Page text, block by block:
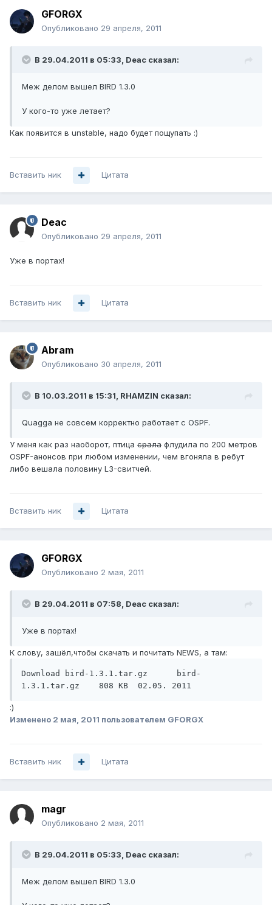
GFORGX
Опубликовано 29 апреля, 2011
В 29.04.2011 в 05:33, Deac сказал:
Меж делом вышел BIRD 1.3.0
У кого-то уже летает?
Как появится в unstable, надо будет пощупать :)
Вставить ник Цитата
Deac
Опубликовано 29 апреля, 2011
Уже в портах!
Вставить ник Цитата
Abram
Опубликовано 30 апреля, 2011
В 10.03.2011 в 15:31, RHAMZIN сказал:
Quagga не совсем корректно работает с OSPF.
У меня как раз наоборот, птица срала флудила по 200 метров
OSPF-анонсов при любом изменении, чем вгоняла в ребут
либо вешала половину L3-свитчей.
Вставить ник Цитата
GFORGX
Опубликовано 2 мая, 2011
В 29.04.2011 в 07:58, Deac сказал:
Уже в портах!
К слову, зашёл,чтобы скачать и почитать NEWS, а там:
Download bird-1.3.1.tar.gz 	bird-
:)
Изменено 2 мая, 2011 пользователем GFORGX
Вставить ник Цитата
magr
Опубликовано 2 мая, 2011
В 29.04.2011 в 05:33, Deac сказал:
Меж делом вышел BIRD 1.3.0